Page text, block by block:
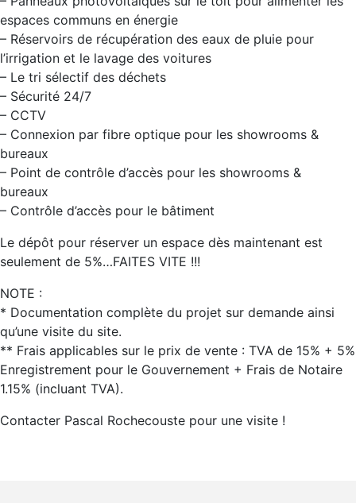
espaces communs en énergie
– Réservoirs de récupération des eaux de pluie pour
l’irrigation et le lavage des voitures
– Le tri sélectif des déchets
– Sécurité 24/7
– CCTV
– Connexion par fibre optique pour les showrooms &
bureaux
– Point de contrôle d’accès pour les showrooms &
bureaux
– Contrôle d’accès pour le bâtiment
Le dépôt pour réserver un espace dès maintenant est
seulement de 5%…FAITES VITE !!!
NOTE :
* Documentation complète du projet sur demande ainsi
qu’une visite du site.
** Frais applicables sur le prix de vente : TVA de 15% + 5%
Enregistrement pour le Gouvernement + Frais de Notaire
1.15% (incluant TVA).
Contacter Pascal Rochecouste pour une visite !